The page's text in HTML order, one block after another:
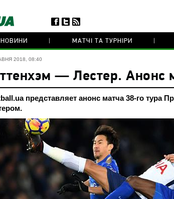
НОВИНИ МАТЧІ ТА ТУРНІРИ
2018, 08:40
— Лестер. Анонс
представляет анонс матча 38-го тура